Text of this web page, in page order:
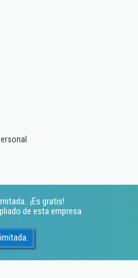
¡Es gratis!
de esta empresa